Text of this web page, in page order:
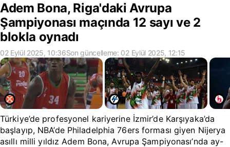
Adem Bona, Riga'daki Avrupa
Şampiyonası maçında 12 sayı ve 2
blokla oynadı
02 Eylül 2025, 10:36Son güncelleme: 02 Eylül 2025, 12:15
Türkiye’de profesyonel kariyerine İzmir’de Karşıyaka’da
başlayıp, NBA’de Philadelphia 76ers forması giyen Nijerya
asıllı milli yıldız Adem Bona, Avrupa Şampiyonası’nda ay-